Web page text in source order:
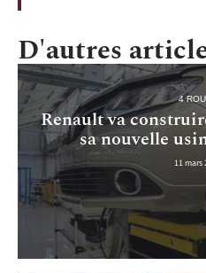
D'autres
4
Renault va
sa nouvelle
11 mars